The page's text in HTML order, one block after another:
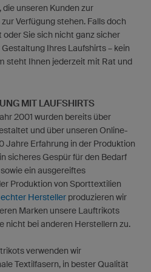
unseren Kunden zur
Verfügung stehen. Falls doch
Sie sich nicht ganz sicher
Ihres Laufshirts – kein
steht Ihnen jederzeit mit Rat und
MIT LAUFSHIRTS
2001 wurden bereits über
und über unseren Online-
Jahre Erfahrung in der Produktion
sicheres Gespür für den Bedarf
ein ausgereiftes
Produktion von Sporttextilien
echter Hersteller produzieren wir
Marken unsere Lauftrikots
nicht bei anderen Herstellern zu.
verwenden wir
Textilfasern, in bester Qualität